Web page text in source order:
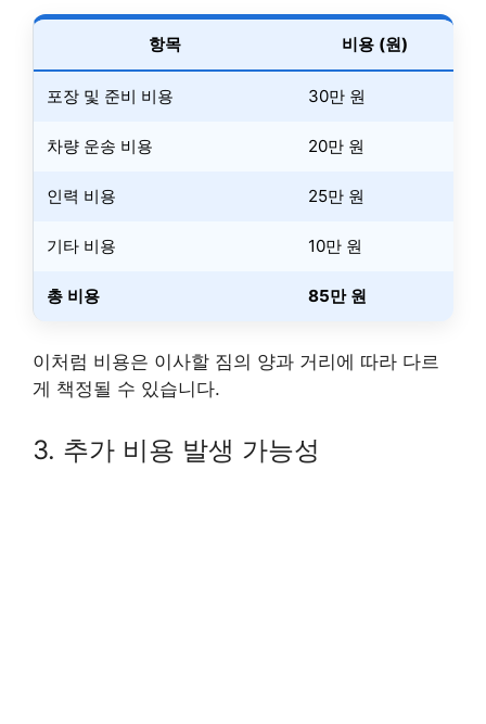
항목 비용 (원)
포장 및 준비 비용 30만 원
차량 운송 비용 20만 원
인력 비용 25만 원
기타 비용 10만 원
총 비용 85만 원
이처럼 비용은 이사할 짐의 양과 거리에 따라 다르
게 책정될 수 있습니다.
3. 추가 비용 발생 가능성